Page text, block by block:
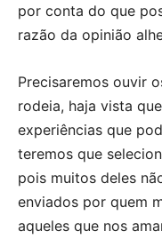
por conta do que
razão da opinião
Precisaremos ouvir
rodeia, haja vista
experiências que
teremos que
pois muitos deles
enviados por quem
aqueles que nos